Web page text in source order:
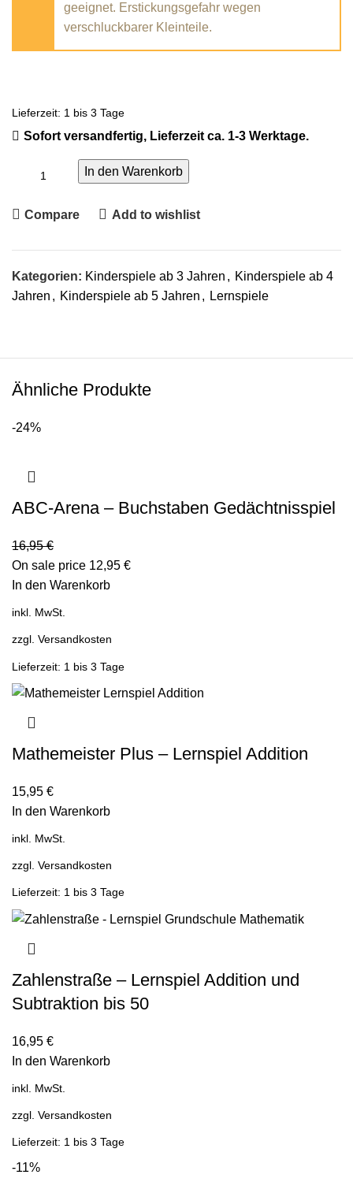
geeignet. Erstickungsgefahr wegen
verschluckbarer Kleinteile.
Lieferzeit: 1 bis 3 Tage
Sofort versandfertig, Lieferzeit ca. 1-3 Werktage.
In den Warenkorb
Compare Add to wishlist
Kategorien: Kinderspiele ab 3 Jahren , Kinderspiele ab 4
Jahren , Kinderspiele ab 5 Jahren , Lernspiele
Ähnliche Produkte
-24%
ABC-Arena – Buchstaben Gedächtnisspiel
16,95€
On sale price 12,95 €
In den Warenkorb
inkl. MwSt.
zzgl. Versandkosten
Lieferzeit: 1 bis 3 Tage
Mathemeister Plus – Lernspiel Addition
15,95 €
In den Warenkorb
inkl. MwSt.
zzgl. Versandkosten
Lieferzeit: 1 bis 3 Tage
Zahlenstraße – Lernspiel Addition und
Subtraktion bis 50
16,95 €
In den Warenkorb
inkl. MwSt.
zzgl. Versandkosten
Lieferzeit: 1 bis 3 Tage
-11%